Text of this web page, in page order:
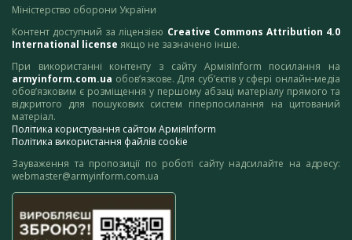
Міністерство оборони України
Контент доступний за ліцензією Creative Commons Attribution 4.0
International license якщо не зазначено інше.
При використанні контенту з сайту АрміяInform посилання на
armyinform.com.ua обов’язкове. Для суб’єктів у сфері онлайн-медіа
обов’язковим є розміщення у першому абзаці матеріалу прямого та
відкритого для пошукових систем гіперпосилання на цитований
матеріал.
Політика користування сайтом АрміяInform
Політика використання файлів cookie
Зауваження та пропозиції по роботі сайту надсилайте на адресу:
webmaster@armyinform.com.ua